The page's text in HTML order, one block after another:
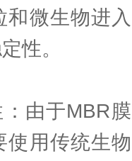
和微生物进
性。
于MBR膜
使用传统生